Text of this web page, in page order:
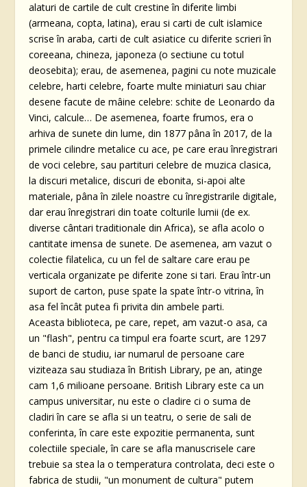
alaturi de cartile de cult crestine în diferite limbi
(armeana, copta, latina), erau si carti de cult islamice
scrise în araba, carti de cult asiatice cu diferite scrieri în
coreeana, chineza, japoneza (o sectiune cu totul
deosebita); erau, de asemenea, pagini cu note muzicale
celebre, harti celebre, foarte multe miniaturi sau chiar
desene facute de mâine celebre: schite de Leonardo da
Vinci, calcule… De asemenea, foarte frumos, era o
arhiva de sunete din lume, din 1877 pâna în 2017, de la
primele cilindre metalice cu ace, pe care erau înregistrari
de voci celebre, sau partituri celebre de muzica clasica,
la discuri metalice, discuri de ebonita, si-apoi alte
materiale, pâna în zilele noastre cu înregistrarile digitale,
dar erau înregistrari din toate colturile lumii (de ex.
diverse cântari traditionale din Africa), se afla acolo o
cantitate imensa de sunete. De asemenea, am vazut o
colectie filatelica, cu un fel de saltare care erau pe
verticala organizate pe diferite zone si tari. Erau într-un
suport de carton, puse spate la spate într-o vitrina, în
asa fel încât putea fi privita din ambele parti.
Aceasta biblioteca, pe care, repet, am vazut-o asa, ca
un "flash", pentru ca timpul era foarte scurt, are 1297
de banci de studiu, iar numarul de persoane care
viziteaza sau studiaza în British Library, pe an, atinge
cam 1,6 milioane persoane. British Library este ca un
campus universitar, nu este o cladire ci o suma de
cladiri în care se afla si un teatru, o serie de sali de
conferinta, în care este expozitie permanenta, sunt
colectiile speciale, în care se afla manuscrisele care
trebuie sa stea la o temperatura controlata, deci este o
fabrica de studii, "un monument de cultura" putem